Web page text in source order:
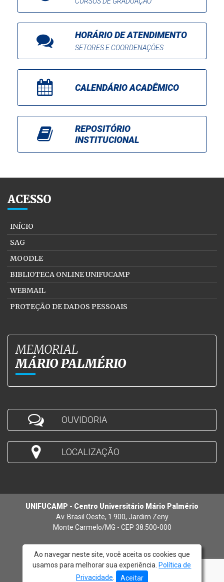
HORÁRIO DE ATENDIMENTO
SETORES E COORDENAÇÕES
CALENDÁRIO ACADÊMICO
REPOSITÓRIO
INSTITUCIONAL
ACESSO
INÍCIO
SAG
MOODLE
BIBLIOTECA ONLINE UNIFUCAMP
WEBMAIL
PROTEÇÃO DE DADOS PESSOAIS
MEMORIAL
MÁRIO PALMÉRIO
OUVIDORIA
LOCALIZAÇÃO
UNIFUCAMP - Centro Universitário Mário Palmério
Av. Brasil Oeste, 1.900, Jardim Zeny
Monte Carmelo/MG - CEP 38.500-000
© 2026 - UNIFUCAMP
Ao navegar neste site, você aceita os cookies que
usamos para melhorar sua experiência. Política de
Privacidade. Aceitar